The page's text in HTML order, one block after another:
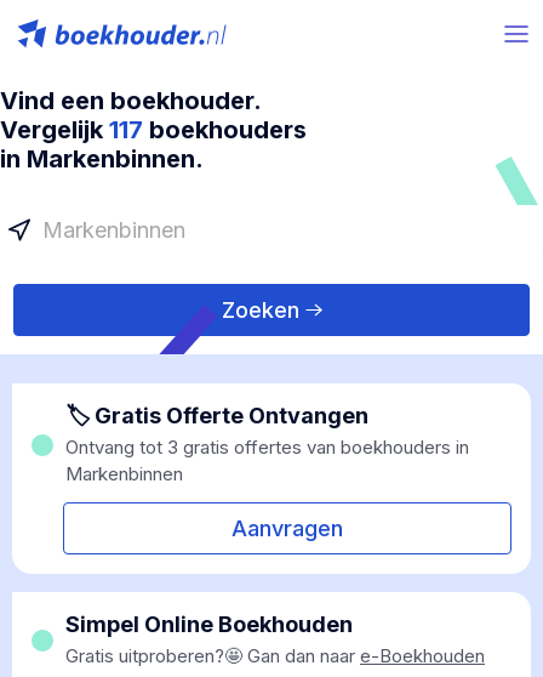
Vind een boekhouder.
Vergelijk 117 boekhouders
in Markenbinnen.
Zoeken
🏷 Gratis Offerte Ontvangen
Ontvang tot 3 gratis offertes van boekhouders in
Markenbinnen
Aanvragen
Simpel Online Boekhouden
Gratis uitproberen?🤩 Gan dan naar e-Boekhouden